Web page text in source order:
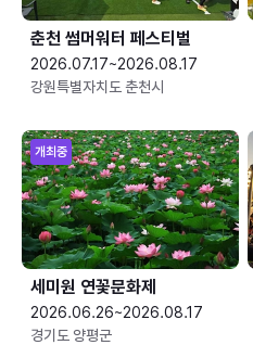
춘천 썸머워터 페스티벌
2026.07.17~2026.08.17
강원특별자치도 춘천시
개최중
세미원 연꽃문화제
2026.06.26~2026.08.17
경기도 양평군